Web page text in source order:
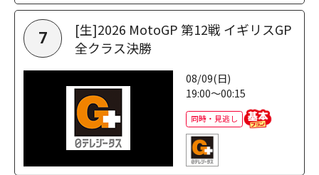
7
[生]2026 MotoGP 第12戦 イギリスGP
全クラス決勝
08/09(日)
19:00～00:15
同時・見逃し